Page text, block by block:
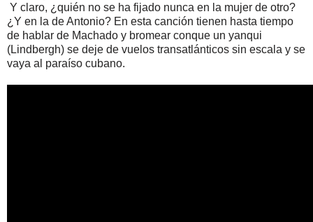
Y claro, ¿quién no se ha fijado nunca en la mujer de otro?
¿Y en la de Antonio? En esta canción tienen hasta tiempo
de hablar de Machado y bromear conque un yanqui
(Lindbergh) se deje de vuelos transatlánticos sin escala y se
vaya al paraíso cubano.